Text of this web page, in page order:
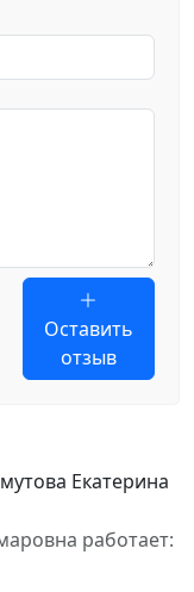
Оставить
отзыв
Екатерина
работает: